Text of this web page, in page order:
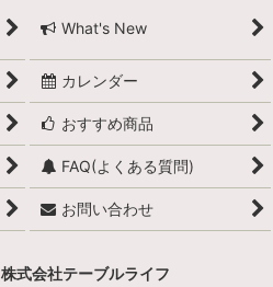
What's New
カレンダー
おすすめ商品
FAQ(よくある質問)
お問い合わせ
株式会社テーブルライフ